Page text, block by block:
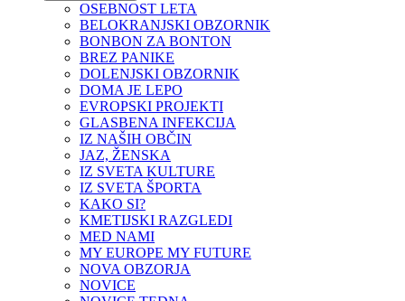
OSEBNOST LETA
BELOKRANJSKI OBZORNIK
BONBON ZA BONTON
BREZ PANIKE
DOLENJSKI OBZORNIK
DOMA JE LEPO
EVROPSKI PROJEKTI
GLASBENA INFEKCIJA
IZ NAŠIH OBČIN
JAZ, ŽENSKA
IZ SVETA KULTURE
IZ SVETA ŠPORTA
KAKO SI?
KMETIJSKI RAZGLEDI
MED NAMI
MY EUROPE MY FUTURE
NOVA OBZORJA
NOVICE